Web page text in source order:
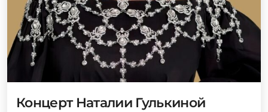
Концерт Наталии Гулькиной